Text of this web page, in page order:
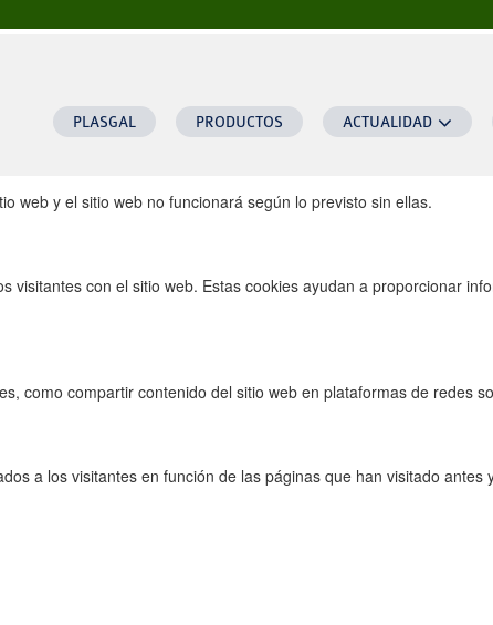
sitio web.
ofrecerle una buena experiencia de navegación y acceso a
web y el sitio web no funcionará según lo previsto sin ellas.
visitantes con el sitio web. Estas cookies ayudan a proporcionar
como compartir contenido del sitio web en plataformas de redes
a los visitantes en función de las páginas que han visitado
PLASGAL PRODUCTOS ACTUALIDAD